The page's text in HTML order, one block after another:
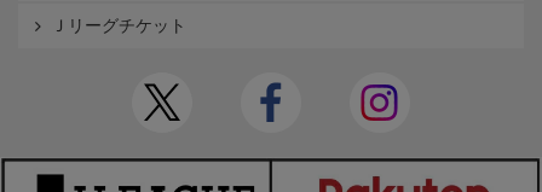
Ｊリーグチケット